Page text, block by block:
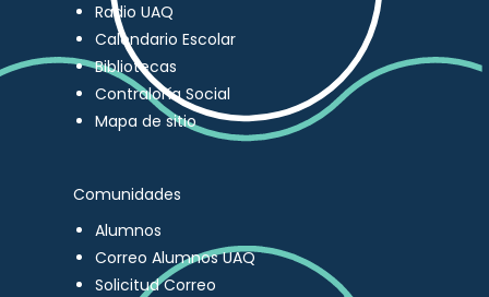
Radio UAQ
Calendario Escolar
Bibliotecas
Contraloría Social
Mapa de sitio
Comunidades
Alumnos
Correo Alumnos UAQ
Solicitud Correo